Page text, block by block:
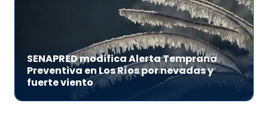
SENAPRED modifica Alerta Temprana
Preventiva en Los Ríos por nevadas y
fuerte viento